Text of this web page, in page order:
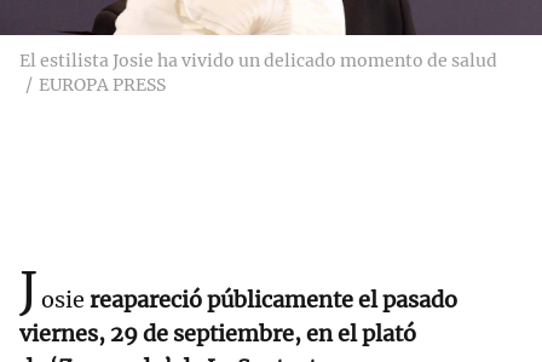
El estilista Josie ha vivido un delicado momento de salud
EUROPA PRESS
Josie reapareció públicamente el pasado
viernes, 29 de septiembre, en el plató